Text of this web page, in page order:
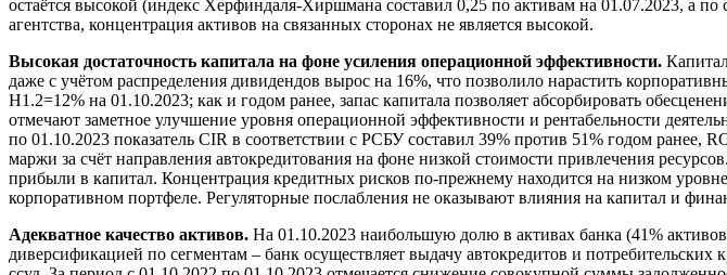
остаётся высокой (индекс Херфиндаля-Хиршмана составил 0,25 по активам на 01.07.2023, а
агентства, концентрация активов на связанных сторонах не является высокой.
Высокая достаточность капитала на фоне усиления операционной эффективности.
даже с учётом распределения дивидендов вырос на 16%, что позволило нарастить
Н1.2=12% на 01.10.2023; как и годом ранее, запас капитала позволяет абсорбировать
отмечают заметное улучшение уровня операционной эффективности и рентабельности
по 01.10.2023 показатель CIR в соответствии с РСБУ составил 39% против 51% годом ранее,
маржи за счёт направления автокредитования на фоне низкой стоимости привлечения
прибыли в капитал. Концентрация кредитных рисков по-прежнему находится на низком
корпоративном портфеле. Регуляторные послабления не оказывают влияния на капитал и
Адекватное качество активов. На 01.10.2023 наибольшую долю в активах банка (41%
диверсификацией по сегментам – банк осуществляет выдачу автокредитов и